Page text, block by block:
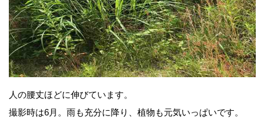
人の腰丈ほどに伸びています。
撮影時は6月。雨も充分に降り、植物も元気いっぱいです。